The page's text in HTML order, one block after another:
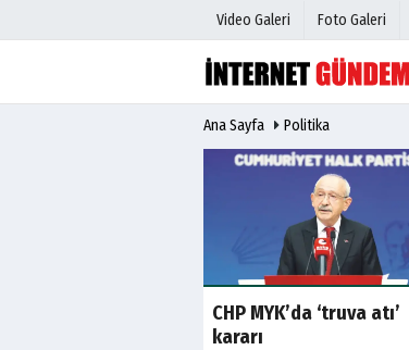
Video Galeri Foto Galeri
Ana Sayfa Politika
CHP MYK’da ‘truva atı’
kararı